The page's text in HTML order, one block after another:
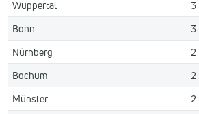
Wuppertal
3
Bonn
3
Nürnberg
2
Bochum
2
Münster
2